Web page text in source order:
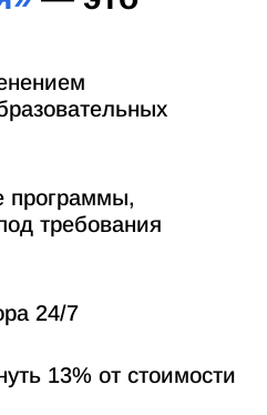
программы,
требования
24/7
13% от стоимости